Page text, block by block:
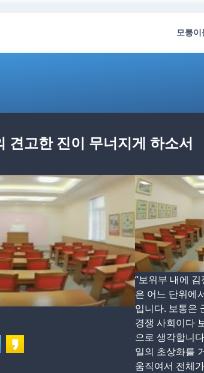
모퉁
견고한 진이 무너지게 하소서
“보위부 내에
은 어느 단위에
입니다. 보통은
경쟁 사회이다
으로 생각합니
일의 초상화를
움직여서 전체